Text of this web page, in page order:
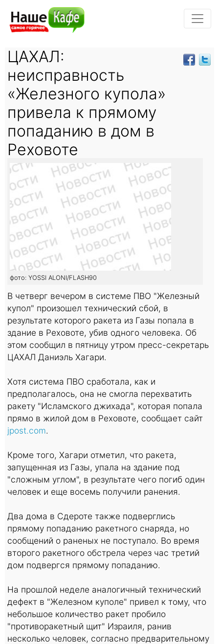
ЦАХАЛ:
неисправность
«Железного купола»
привела к прямому
попаданию в дом в
Реховоте
фото: YOSSI ALONI/FLASH90
В четверг вечером в системе ПВО "Железный
купол" произошел технический сбой, в
результате которого ракета из Газы попала в
здание в Реховоте, убив одного человека. Об
этом сообщил в пятницу утром пресс-секретарь
ЦАХАЛ Даниэль Хагари.
Хотя система ПВО сработала, как и
предполагалось, она не смогла перехватить
ракету "Исламского джихада", которая попала
прямо в жилой дом в Реховоте, сообщает сайт
jpost.com.
Кроме того, Хагари отметил, что ракета,
запущенная из Газы, упала на здание под
"сложным углом", в результате чего погиб один
человек и еще восемь получили ранения.
Два дома в Сдероте также подверглись
прямому попаданию ракетного снаряда, но
сообщений о раненых не поступало. Во время
второго ракетного обстрела через час третий
дом подвергся прямому попаданию.
На прошлой неделе аналогичный технический
дефект в "Железном куполе" привел к тому, что
небольшое количество ракет пробило
"противоракетный щит" Израиля, ранив
несколько человек, согласно предварительному